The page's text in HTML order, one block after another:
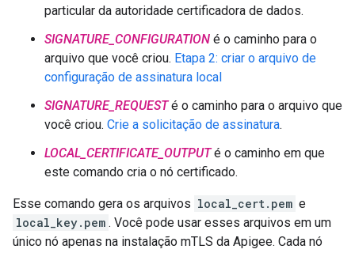
particular da autoridade certificadora de dados.
SIGNATURE_CONFIGURATION é o caminho para o
arquivo que você criou. Etapa 2: criar o arquivo de
configuração de assinatura local
SIGNATURE_REQUESTé o caminho para o arquivo que
você criou. Crie a solicitação de assinatura.
LOCAL_CERTIFICATE_OUTPUTé o caminho em que
este comando cria o nó certificado.
Esse comando gera os arquivos local_cert.pem e
local_key.pem . Você pode usar esses arquivos em um
único nó apenas na instalação mTLS da Apigee. Cada nó